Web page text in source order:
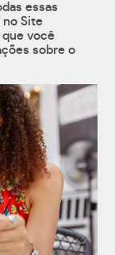
essas
no Site
que você
sobre o